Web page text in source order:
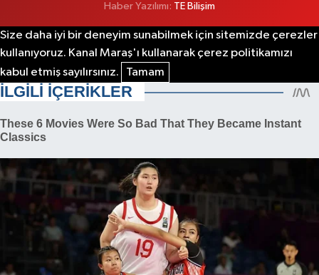
Haber Yazılımı: TE Bilişim
Size daha iyi bir deneyim sunabilmek için sitemizde çerezler
kullanıyoruz. Kanal Maraş'ı kullanarak çerez politikamızı
kabul etmiş sayılırsınız.
Tamam